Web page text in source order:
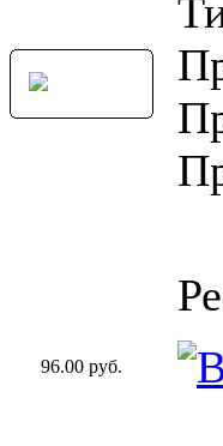
96.00 руб.